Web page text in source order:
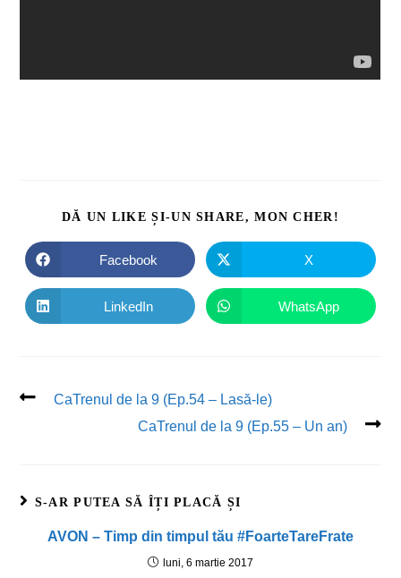
DĂ UN LIKE ȘI-UN SHARE, MON CHER!
Facebook X
LinkedIn WhatsApp
CaTrenul de la 9 (Ep.54 – Lasă-le)
CaTrenul de la 9 (Ep.55 – Un an)
S-AR PUTEA SĂ ÎȚI PLACĂ ȘI
AVON – Timp din timpul tău #FoarteTareFrate
luni, 6 martie 2017